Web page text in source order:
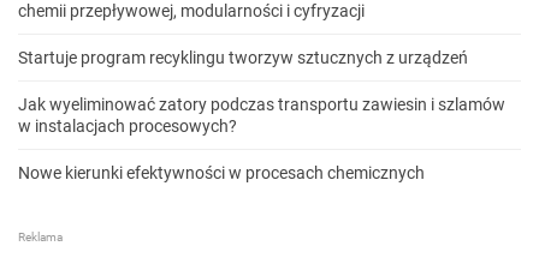
chemii przepływowej, modularności i cyfryzacji
Startuje program recyklingu tworzyw sztucznych z urządzeń
Jak wyeliminować zatory podczas transportu zawiesin i szlamów
w instalacjach procesowych?
Nowe kierunki efektywności w procesach chemicznych